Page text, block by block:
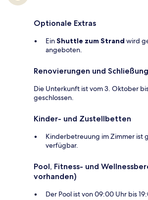
Optionale Extras
EinShuttle zum Strand wird
angeboten.
Renovierungen und
Die Unterkunft ist vom 3. Oktober
geschlossen.
Kinder- und Zustellbetten
Kinderbetreuung im Zimmer ist
verfügbar.
Pool, Fitness- und
vorhanden)
Der Pool ist von 09:00 Uhr bis